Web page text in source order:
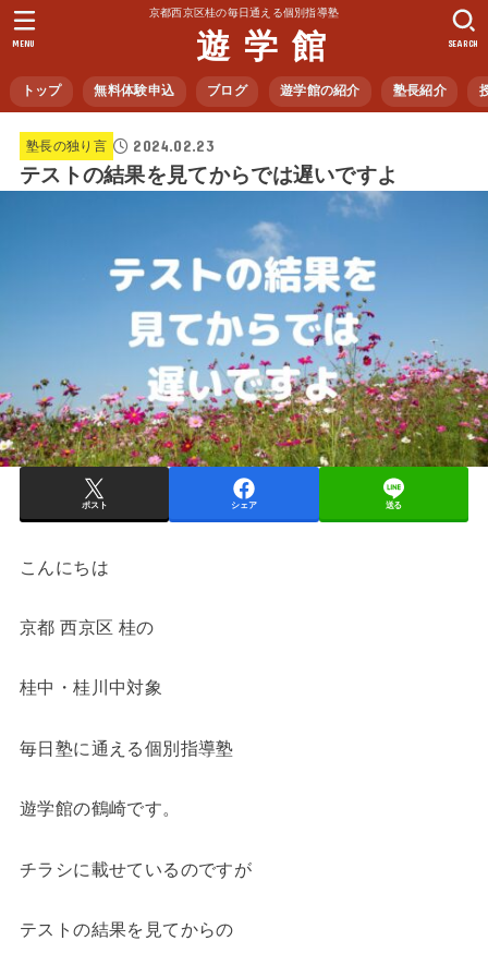
京都西京区桂の毎日通える個別指導塾
遊 学 館
トップ 無料体験申込 ブログ 遊学館の紹介 塾長紹介
SEARCH
MENU
塾長の独り言 2024.02.23
テストの結果を見てからでは遅いですよ
ポスト シェア 送る
こんにちは
京都 西京区 桂の
桂中・桂川中対象
毎日塾に通える個別指導塾
遊学館の鶴崎です。
チラシに載せているのですが
テストの結果を見てからの